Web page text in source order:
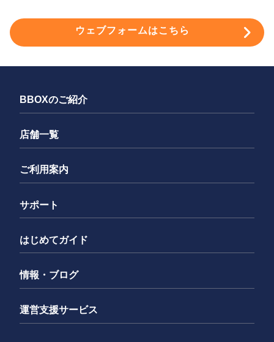
ウェブフォームはこちら
BBOXのご紹介
店舗一覧
ご利用案内
サポート
はじめてガイド
情報・ブログ
運営支援サービス